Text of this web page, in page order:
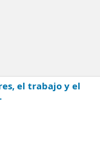
el trabajo y el